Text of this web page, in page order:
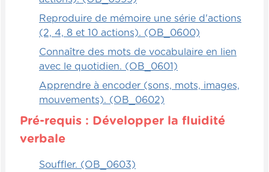
inutile de l'exposer aux lettres. On peut
bien faire des comptines, des chansons
qu'il n'est pas capable de mémoriser une
forme extrêmement simple avant de le faire
avec des lettres.
post-it merveilleux. Cela fait travailler la
pince. Il faut que l'enfant retire une feuille
reproduire un cercle en post-it, ce qui peut
Reproduire de mémoire une série d'actions
(2, 4, 8 et 10 actions). (OB_0600)
Connaître des mots de vocabulaire en lien
avec le quotidien. (OB_0601)
Apprendre à encoder (sons, mots, images,
mouvements). (OB_0602)
Pré-requis : Développer la fluidité
verbale
Souffler. (OB_0603)